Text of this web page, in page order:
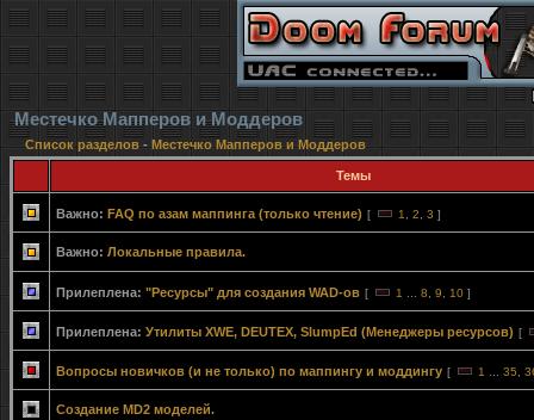
Местечко Мапперов и Моддеров
Список разделов - Местечко Мапперов и Моддеров
Темы
Важно: FAQ по азам маппинга (только чтение) [ 1 2 3 ]
Важно: Локальные правила.
Прилеплена: "Ресурсы" для создания WAD-ов [ 1 8 9 10 ]
Прилеплена: Утилиты XWE, DEUTEX, SlumpEd (Менеджеры ресурсов) [
Вопросы новичков (и не только) по маппингу и моддингу [ 1 35
Создание MD2 моделей.